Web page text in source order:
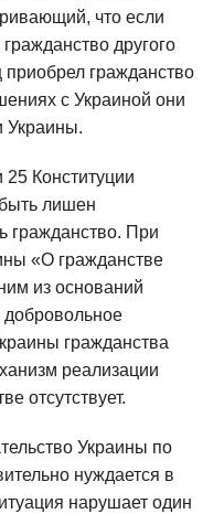
что если
другого
приобрел гражданство
с Украиной они
Украины.
25 Конституции
лишен
гражданство. При
«О гражданстве
из оснований
добровольное
гражданства
реализации
отсутствует.
Украины по
нуждается в
нарушает один